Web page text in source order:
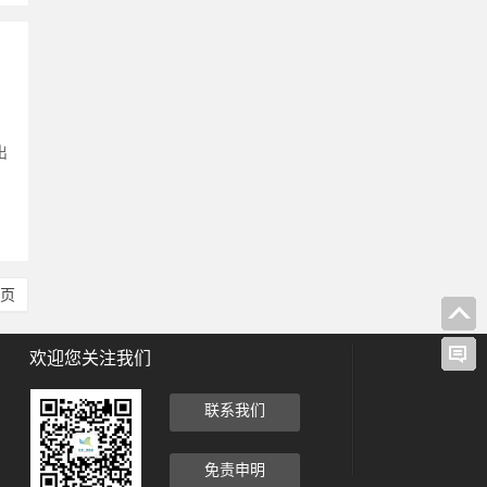
欢迎您关注我们
联系我们
免责申明